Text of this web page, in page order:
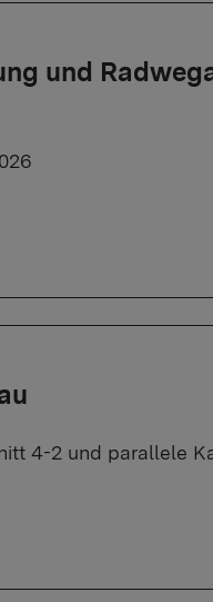
und
4-2 und parallele